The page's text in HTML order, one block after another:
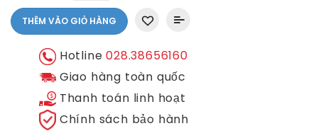
THÊM VÀO GIỎ HÀNG
Hotline028.38656160
Giao hàng toàn quốc
Thanh toán linh hoạt
Chính sách bảo hành